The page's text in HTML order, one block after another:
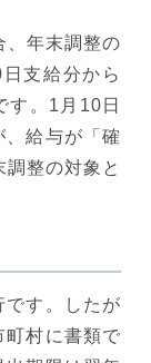
、年末調整の
支給分から
す。1月10日
給与が「確
整の対象と
です。したが
町村に書類で